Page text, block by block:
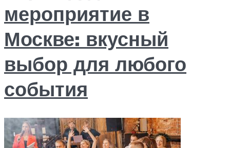
мероприятие в
Москве: вкусный
выбор для любого
события